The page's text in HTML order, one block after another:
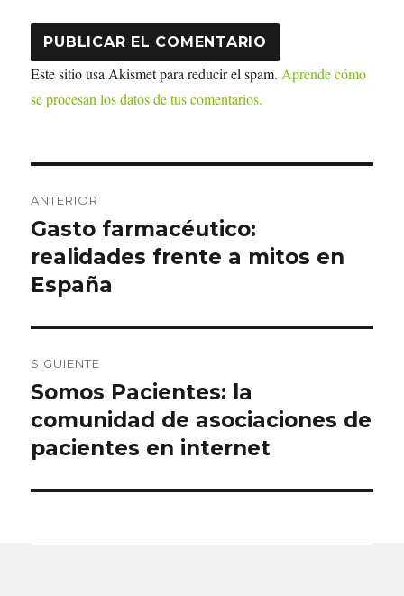
Este sitio usa Akismet para reducir el spam. Aprende cómo
se procesan los datos de tus comentarios.
de
entradas
ANTERIOR
Entrada
anterior:
Gasto farmacéutico:
realidades frente a mitos en
España
SIGUIENTE
Entrada
siguiente:
Somos Pacientes: la
comunidad de asociaciones de
pacientes en internet